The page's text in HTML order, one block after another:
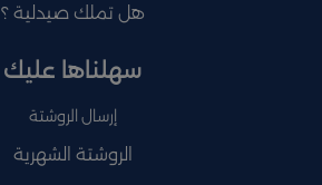
هل تملك صيدلية ؟
سهلناها عليك
إرسال الروشتة
الروشتة الشهرية